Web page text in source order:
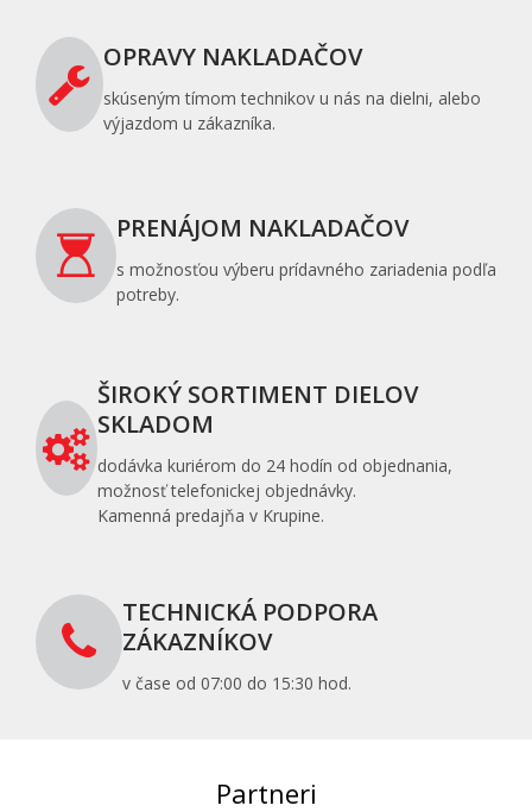
OPRAVY NAKLADAČOV
skúseným tímom technikov u nás na dielni, alebo
výjazdom u zákazníka.
PRENÁJOM NAKLADAČOV
s možnosťou výberu prídavného zariadenia podľa
potreby.
ŠIROKÝ SORTIMENT DIELOV
SKLADOM
dodávka kuriérom do 24 hodín od objednania,
možnosť telefonickej objednávky.
Kamenná predajňa v Krupine.
TECHNICKÁ PODPORA
ZÁKAZNÍKOV
v čase od 07:00 do 15:30 hod.
Partneri